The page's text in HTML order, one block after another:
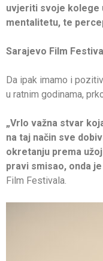
uvjeriti svoje kolege
mentalitetu, te
Sarajevo Film
Da ipak imamo i
u ratnim godinama,
„Vrlo važna stvar
na taj način sve
okretanju prema
pravi smisao, onda
Film Festivala.